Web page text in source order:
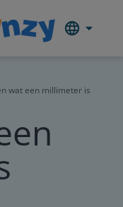
wat een millimeter is